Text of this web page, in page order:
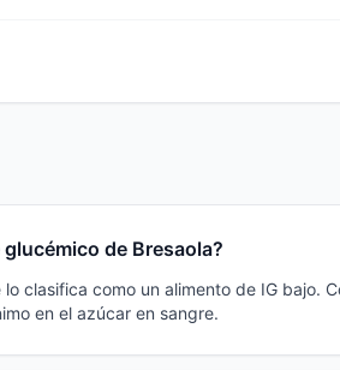
de Bresaola?
clasifica como un alimento de IG bajo.
en el azúcar en sangre.